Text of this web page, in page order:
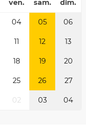
ven. sam. dim.
04 05 06
11 12 13
18 19 20
25 26 27
02 03 04